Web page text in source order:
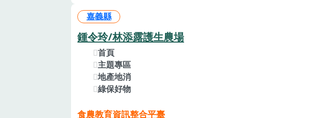
嘉義縣
鍾令玲/林添露護生農場
首頁
主題專區
地產地消
綠保好物
食農教育資訊整合平臺